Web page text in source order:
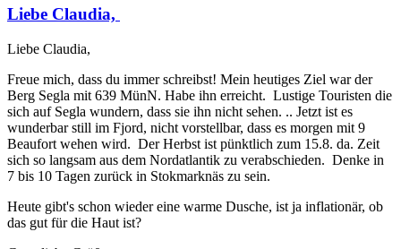
Liebe Claudia,
Liebe Claudia,
Freue mich, dass du immer schreibst! Mein heutiges Ziel war der
Berg Segla mit 639 MünN. Habe ihn erreicht. Lustige Touristen die
sich auf Segla wundern, dass sie ihn nicht sehen. .. Jetzt ist es
wunderbar still im Fjord, nicht vorstellbar, dass es morgen mit 9
Beaufort wehen wird. Der Herbst ist pünktlich zum 15.8. da. Zeit
sich so langsam aus dem Nordatlantik zu verabschieden. Denke in
7 bis 10 Tagen zurück in Stokmarknäs zu sein.
Heute gibt's schon wieder eine warme Dusche, ist ja inflationär, ob
das gut für die Haut ist?